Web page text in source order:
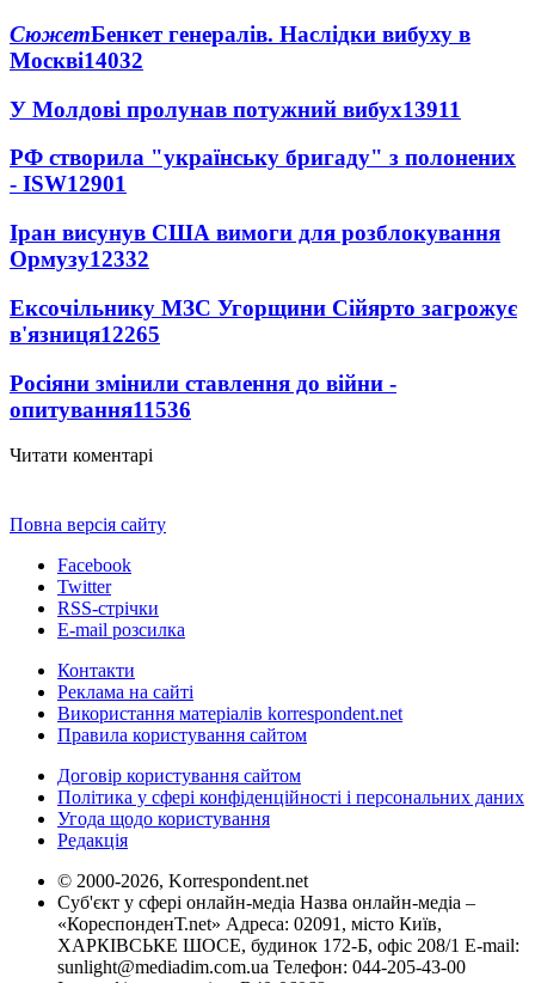
СюжетБенкет генералів. Наслідки вибуху в
Москві14032
У Молдові пролунав потужний вибух13911
РФ створила "українську бригаду" з полонених
- ISW12901
Іран висунув США вимоги для розблокування
Ормузу12332
Ексочільнику МЗС Угорщини Сійярто загрожує
в'язниця12265
Росіяни змінили ставлення до війни -
опитування11536
Читати коментарі
Повна версія сайту
Facebook
Twitter
RSS-стрічки
E-mail розсилка
Контакти
Реклама на сайті
Використання матеріалів korrespondent.net
Правила користування сайтом
Договір користування сайтом
Політика у сфері конфіденційності і персональних даних
Угода щодо користування
Редакція
© 2000-2026, Korrespondent.net
Суб'єкт у сфері онлайн-медіа Назва онлайн-медіа –
«КореспонденТ.net» Адреса: 02091, місто Київ,
ХАРКІВСЬКЕ ШОСЕ, будинок 172-Б, офіс 208/1 E-mail:
sunlight@mediadim.com.ua Телефон: 044-205-43-00